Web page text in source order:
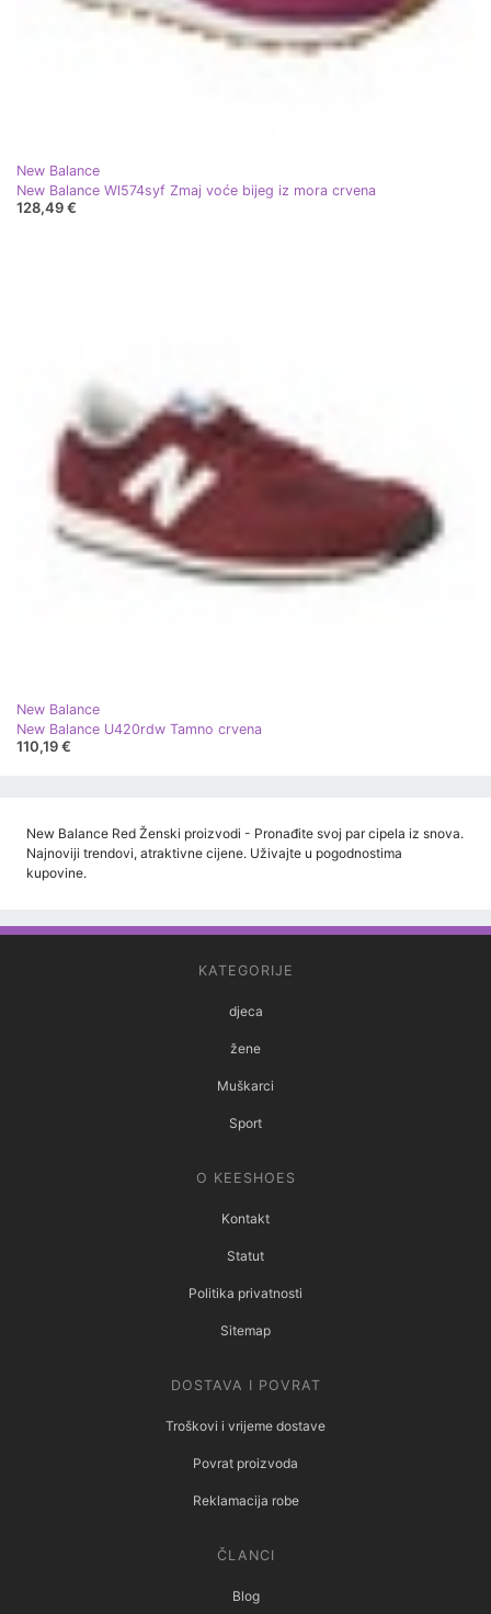
New Balance
New Balance Wl574syf Zmaj voće bijeg iz mora crvena
128,49 €
New Balance
New Balance U420rdw Tamno crvena
110,19 €
New Balance Red Ženski proizvodi - Pronađite svoj par cipela iz snova.
Najnoviji trendovi, atraktivne cijene. Uživajte u pogodnostima
kupovine.
KATEGORIJE
djeca
žene
Muškarci
Sport
O KEESHOES
Kontakt
Statut
Politika privatnosti
Sitemap
DOSTAVA I POVRAT
Troškovi i vrijeme dostave
Povrat proizvoda
Reklamacija robe
ČLANCI
Blog